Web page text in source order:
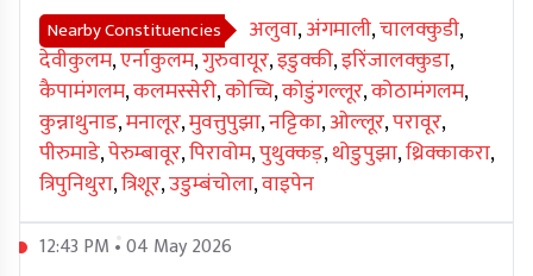
Nearby Constituencies अलुवा,अंगमाली,चालक्कुडी,
देवीकुलम,एर्नाकुलम,गुरुवायूर,इडुक्की,इरिंजालक्कुडा,
कैपामंगलम,कलमस्सेरी,कोच्चि,कोडुंगल्लूर,कोठामंगलम,
कुन्नाथुनाड,मनालूर,मुवत्तुपुझा,नट्टिका,ओल्लूर,परावूर,
पीरुमाडे,पेरुम्बावूर,पिरावोम,पुथुक्कड़,थोडुपुझा,थ्रिक्काकरा,
त्रिपुनिथुरा,त्रिशूर,उडुम्बंचोला,वाइपेन
12:43 PM • 04 May 2026